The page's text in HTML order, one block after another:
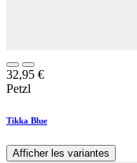
32,95 €
Petzl
Tikka Blue
Afficher les variantes